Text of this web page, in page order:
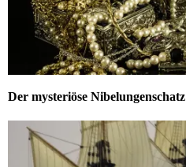
Der mysteriöse Nibelungenschatz